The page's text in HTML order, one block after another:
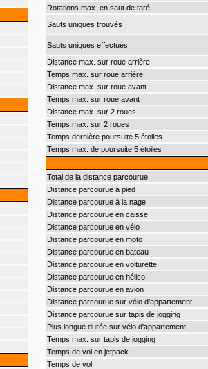
Rotations max. en saut de taré
Sauts uniques trouvés
Sauts uniques effectués
Distance max. sur roue arrière
Temps max. sur roue arrière
Distance max. sur roue avant
Temps max. sur roue avant
Distance max. sur 2 roues
Temps max. sur 2 roues
Temps dernière poursuite 5 étoiles
Temps max. de poursuite 5 étoiles
Total de la distance parcourue
Distance parcourue à pied
Distance parcourue à la nage
Distance parcourue en caisse
Distance parcourue en vélo
Distance parcourue en moto
Distance parcourue en bateau
Distance parcourue en voiturette
Distance parcourue en hélico
Distance parcourue en avion
Distance parcourue sur vélo d'appartement
Distance parcourue sur tapis de jogging
Plus longue durée sur vélo d'appartement
Temps max. sur tapis de jogging
Temps de vol en jetpack
Temps de vol